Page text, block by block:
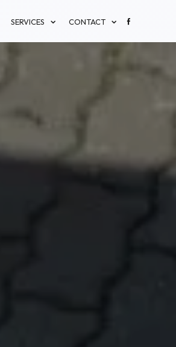
SERVICES CONTACT